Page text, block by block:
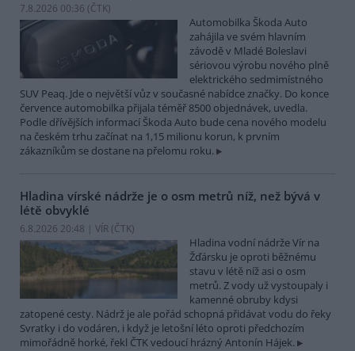
7.8.2026 00:36 (ČTK)
Automobilka Škoda Auto
zahájila ve svém hlavním
závodě v Mladé Boleslavi
sériovou výrobu nového plně
elektrického sedmimístného
SUV Peaq. Jde o největší vůz v současné nabídce značky. Do konce
července automobilka přijala téměř 8500 objednávek, uvedla.
Podle dřívějších informací Škoda Auto bude cena nového modelu
na českém trhu začínat na 1,15 milionu korun, k prvním
zákazníkům se dostane na přelomu roku.
Hladina vírské nádrže je o osm metrů níž, než bývá v
létě obvyklé
6.8.2026 20:48 | VÍR (ČTK)
Hladina vodní nádrže Vír na
Žďársku je oproti běžnému
stavu v létě níž asi o osm
metrů. Z vody už vystoupaly i
kamenné obruby kdysi
zatopené cesty. Nádrž je ale pořád schopná přidávat vodu do řeky
Svratky i do vodáren, i když je letošní léto oproti předchozím
mimořádně horké, řekl ČTK vedoucí hrázný Antonín Hájek.